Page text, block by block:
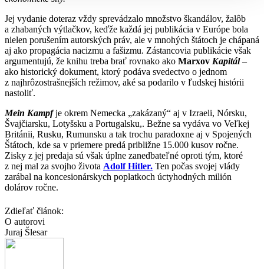
Jej vydanie doteraz vždy sprevádzalo množstvo škandálov, žalôb
a zhabaných výtlačkov, keďže každá jej publikácia v Európe bola
nielen porušením autorských práv, ale v mnohých štátoch je chápaná
aj ako propagácia nacizmu a fašizmu. Zástancovia publikácie však
argumentujú, že knihu treba brať rovnako ako Marxov Kapitál–
ako historický dokument, ktorý podáva svedectvo o jednom
z najhrôzostrašnejších režimov, aké sa podarilo v ľudskej histórii
nastoliť.
Mein Kampfje okrem Nemecka „zakázaný“ aj v Izraeli, Nórsku,
Švajčiarsku, Lotyšsku a Portugalsku,. Bežne sa vydáva vo Veľkej
Británii, Rusku, Rumunsku a tak trochu paradoxne aj v Spojených
Štátoch, kde sa v priemere predá približne 15.000 kusov ročne.
Zisky z jej predaja sú však úplne zanedbateľné oproti tým, ktoré
z nej mal za svojho života Adolf Hitler. Ten počas svojej vlády
zarábal na koncesionárskych poplatkoch úctyhodných milión
dolárov ročne.
Zdieľať článok:
O autorovi
Juraj Šlesar